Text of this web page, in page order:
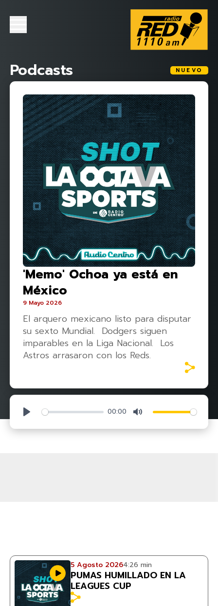
Podcasts NUEVO
'Memo' Ochoa ya está en
México
9 Mayo 2026
El arquero mexicano listo para disputar
su sexto Mundial. Dodgers siguen
imparables en la Liga Nacional. Los
Astros arrasaron con los Reds.
Play 00:00 Mute
5 Agosto 20264:26 min
PUMAS HUMILLADO EN LA
LEAGUES CUP